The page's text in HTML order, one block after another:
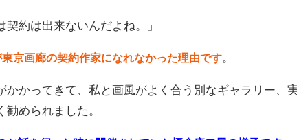
約は出来ないんだよね。」
京画廊の契約作家になれなかった理由です
かってきて、私と画風がよく合う別なギャラリー、
勧められました。